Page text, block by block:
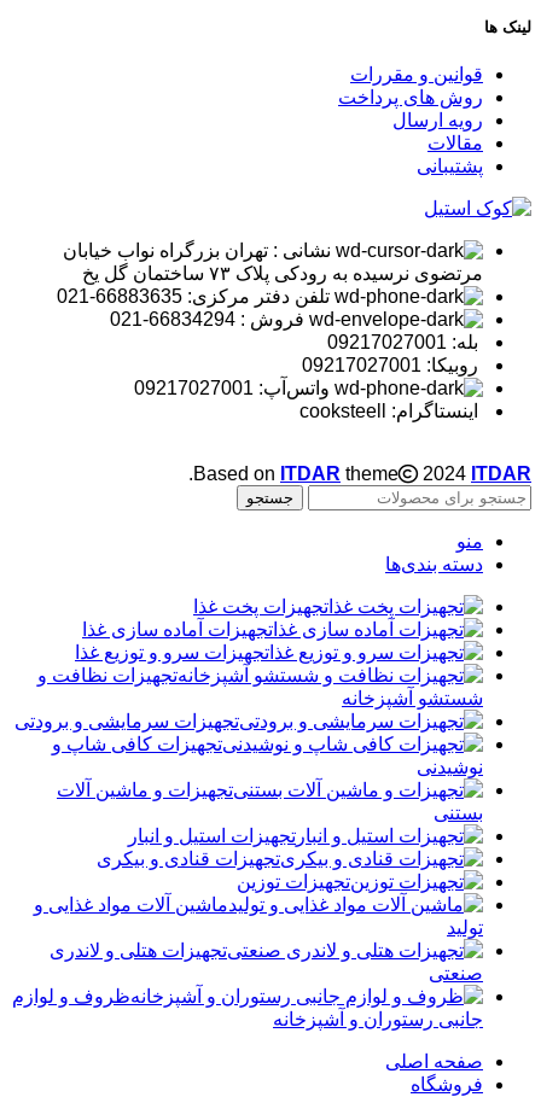
لینک ها
قوانین و مقررات
روش های پرداخت
رویه ارسال
مقالات
پشتیبانی
نشانی : تهران بزرگراه نواب خیابان
مرتضوی نرسیده به رودکی پلاک ۷۳ ساختمان گل یخ
تلفن دفتر مرکزی: 66883635-021
فروش : 66834294-021
بله: 09217027001
روبیکا: 09217027001
واتس‌آپ: 09217027001
اینستاگرام: cooksteell
Based on ITDAR theme 2024 ITDAR
.
جستجو
منو
دسته بندی‌ها
تجهیزات پخت غذا
تجهیزات آماده سازی غذا
تجهیزات سرو و توزیع غذا
تجهیزات نظافت و
شستشو آشپزخانه
تجهیزات سرمایشی و برودتی
تجهیزات کافی شاپ و
نوشیدنی
تجهیزات و ماشین آلات
بستنی
تجهیزات استیل و انبار
تجهیزات قنادی و بیکری
تجهیزات توزین
ماشین آلات مواد غذایی و
تولید
تجهیزات هتلی و لاندری
صنعتی
ظروف و لوازم
جانبی رستوران و آشپزخانه
صفحه اصلی
فروشگاه